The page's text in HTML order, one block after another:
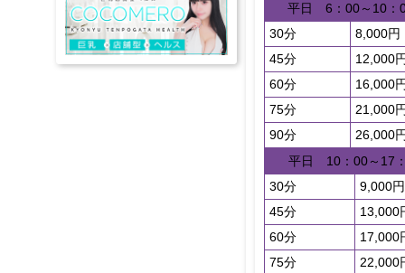
平日 6：00～10：
30分
8,000円
45分
12,000円
60分
16,000円
75分
21,000円
90分
26,000円
平日 10：00～17
30分
9,000円
45分
13,000
60分
17,000
75分
22,000